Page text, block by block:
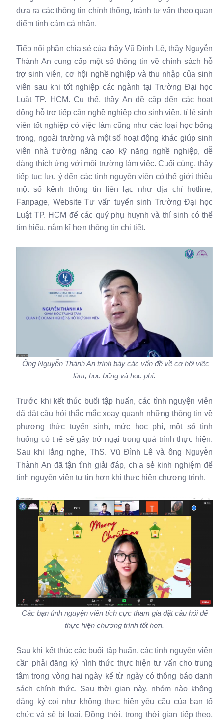
đưa ra các thông tin chính thống, tránh tư vấn theo quan
điểm tình cảm cá nhân.
Tiếp nối phần chia sẻ của thầy Vũ Đình Lê, thầy Nguyễn
Thành An cung cấp một số thông tin về chính sách hỗ
trợ sinh viên, cơ hội nghề nghiệp và thu nhập của sinh
viên sau khi tốt nghiệp các ngành tại Trường Đại học
Luật TP. HCM. Cụ thể, thầy An đề cập đến các hoạt
động hỗ trợ tiếp cận nghề nghiệp cho sinh viên, tỉ lệ sinh
viên tốt nghiệp có việc làm cũng như các loại học bổng
trong, ngoài trường và một số hoạt động khác giúp sinh
viên nhà trường nâng cao kỹ năng nghề nghiệp, dễ
dàng thích ứng với môi trường làm việc. Cuối cùng, thầy
tiếp tục lưu ý đến các tình nguyện viên có thể giới thiệu
một số kênh thông tin liên lạc như địa chỉ hotline,
Fanpage, Website Tư vấn tuyển sinh Trường Đại học
Luật TP. HCM để các quý phụ huynh và thí sinh có thể
tìm hiểu, nắm kĩ hơn thông tin chi tiết.
Ông Nguyễn Thành An trình bày các vấn đề về cơ hội việc
làm, học bổng và học phí.
Trước khi kết thúc buổi tập huấn, các tình nguyện viên
đã đặt câu hỏi thắc mắc xoay quanh những thông tin về
phương thức tuyển sinh, mức học phí, một số tình
huống có thể sẽ gây trở ngại trong quá trình thực hiện.
Sau khi lắng nghe, ThS. Vũ Đình Lê và ông Nguyễn
Thành An đã tận tình giải đáp, chia sẻ kinh nghiệm để
tình nguyện viên tự tin hơn khi thực hiện chương trình.
Các bạn tình nguyện viên tích cực tham gia đặt câu hỏi để
thực hiện chương trình tốt hơn.
Sau khi kết thúc các buổi tập huấn, các tình nguyện viên
cần phải đăng ký hình thức thực hiện tư vấn cho trung
tâm trong vòng hai ngày kể từ ngày có thông báo danh
sách chính thức. Sau thời gian này, nhóm nào không
đăng ký coi như không thực hiện yêu cầu của ban tổ
chức và sẽ bị loại. Đồng thời, trong thời gian tiếp theo,